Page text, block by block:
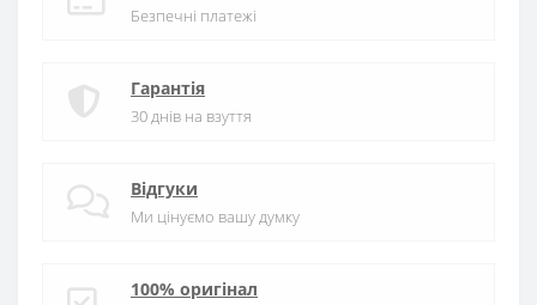
Безпечні платежі
Гарантія
30 днів на взуття
Відгуки
Ми цінуємо вашу думку
100% оригінал